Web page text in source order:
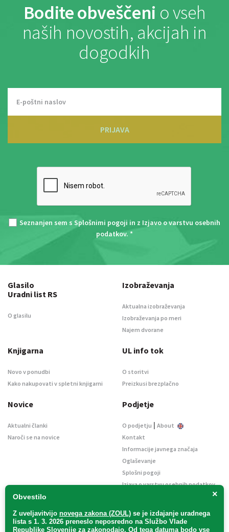
Bodite obveščeni o vseh
naših novostih, akcijah in
dogodkih
PRIJAVA
Seznanjen sem s Splošnimi pogoji in z Izjavo o varstvu osebnih
podatkov. *
×
Obvestilo
Z uveljavitvijo novega zakona (ZOUL) se je izdajanje uradnega
lista s 1. 3. 2026 preneslo neposredno na Službo Vlade
Republike Slovenije za zakonodajo. Od tega datuma bodo vse
Glasilo
Uradni list RS
O glasilu
Izobraževanja
Aktualna izobraževanja
Izobraževanja po meri
Najem dvorane
Knjigarna
Novo v ponudbi
Kako nakupovati v spletni knjigarni
UL info tok
O storitvi
Preizkusi brezplačno
Novice
Aktualni članki
Naroči se na novice
Podjetje
O podjetju | About
Kontakt
Informacije javnega značaja
Oglaševanje
Splošni pogoji
Izjava o varstvu osebnih podatkov